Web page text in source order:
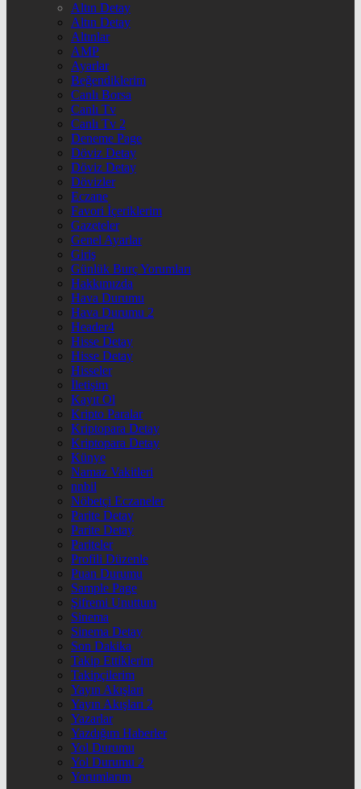
Altın Detay
Altın Detay
Altınlar
AMP
Ayarlar
Beğendiklerim
Canlı Borsa
Canlı Tv
Canlı Tv 2
Deneme Page
Döviz Detay
Döviz Detay
Dövizler
Eczane
Favori İçeriklerim
Gazeteler
Genel Ayarlar
Giriş
Günlük Burç Yorumları
Hakkımızda
Hava Durumu
Hava Durumu 2
Header4
Hisse Detay
Hisse Detay
Hisseler
İletişim
Kayıt Ol
Kripto Paralar
Kriptopara Detay
Kriptopara Detay
Künye
Namaz Vakitleri
nnbil
Nöbetçi Eczaneler
Parite Detay
Parite Detay
Pariteler
Profili Düzenle
Puan Durumu
Sample Page
Şifremi Unuttum
Sinema
Sinema Detay
Son Dakika
Takip Ettiklerim
Takipçilerim
Yayın Akışları
Yayın Akışları 2
Yazarlar
Yazdığım Haberler
Yol Durumu
Yol Durumu 2
Yorumlarım